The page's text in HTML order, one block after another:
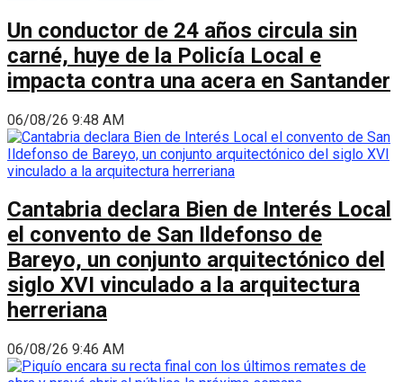
Un conductor de 24 años circula sin
carné, huye de la Policía Local e
impacta contra una acera en Santander
06/08/26 9:48 AM
Cantabria declara Bien de Interés Local
el convento de San Ildefonso de
Bareyo, un conjunto arquitectónico del
siglo XVI vinculado a la arquitectura
herreriana
06/08/26 9:46 AM